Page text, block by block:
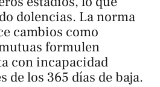
dolencias. La norma
cambios como
formulen
con incapacidad
de los 365 días de baja.